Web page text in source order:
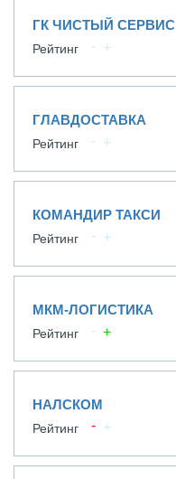
ГК ЧИСТЫЙ СЕРВИС
Рейтинг
ГЛАВДОСТАВКА
Рейтинг
КОМАНДИР ТАКСИ
Рейтинг
МКМ-ЛОГИСТИКА
Рейтинг
НАЛСКОМ
Рейтинг